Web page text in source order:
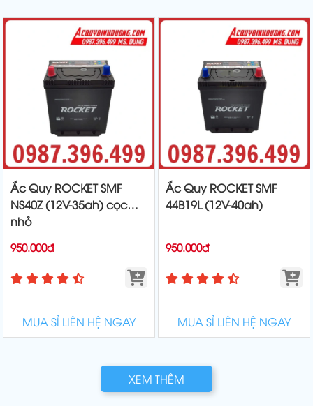
Ắc Quy ROCKET SMF
NS40Z (12V-35ah) cọc
nhỏ
950.000đ
MUA SỈ LIÊN HỆ NGAY
Ắc Quy ROCKET SMF
44B19L (12V-40ah)
950.000đ
MUA SỈ LIÊN HỆ NGAY
XEM THÊM